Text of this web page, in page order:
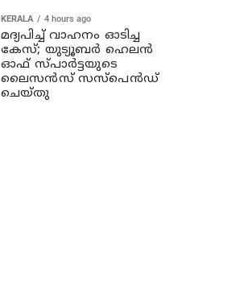
KERALA 4 hours ago
മദ്യപിച്ച് വാഹനം ഓടിച്ച
കേസ്; യുട്യൂബര്‍ ഹെലന്‍
ഓഫ് സ്പാര്‍ട്ടയുടെ
ലൈസന്‍സ് സസ്പെന്‍ഡ്
ചെയ്തു